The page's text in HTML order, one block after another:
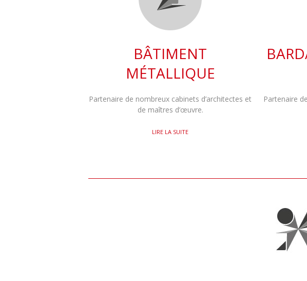
BÂTIMENT
MÉTALLIQUE
Partenaire de nombreux cabinets d’architectes et
de maîtres d’œuvre.
LIRE LA SUITE
Partenaire